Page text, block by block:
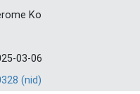
Ko
03-06
(nid)